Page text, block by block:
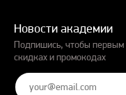
Новости академии
Подпишись, чтобы первым
скидках и промокодах